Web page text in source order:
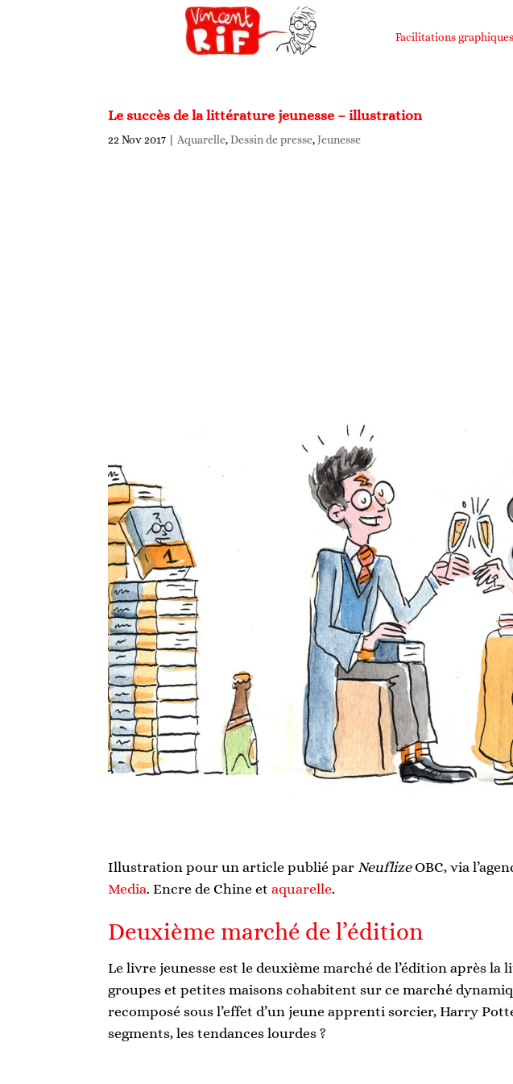
Facilitations graphiques
Le succès de la littérature jeunesse – illustration
22 Nov 2017 Aquarelle,Dessin de presse,Jeunesse
Illustration pour un article publié par NeuflizeOBC, via
Media. Encre de Chine etaquarelle.
Deuxième marché de l’édition
Le livre jeunesse est le deuxième marché de l’édition après
groupes et petites maisons cohabitent sur ce marché
recomposé sous l’effet d’un jeune apprenti sorcier, Harry
segments, les tendances lourdes ?